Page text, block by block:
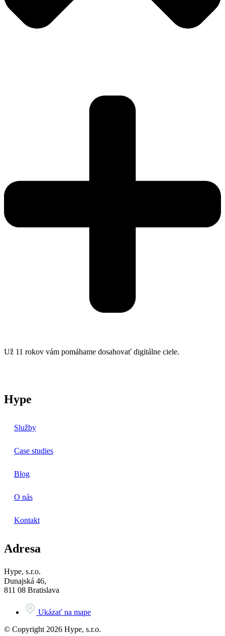
Už 11 rokov vám pomáhame dosahovať digitálne ciele.
Hype
Služby
Case studies
Blog
O nás
Kontakt
Adresa
Hype, s.r.o.
Dunajská 46,
811 08 Bratislava
Ukázať na mape
© Copyright 2026 Hype, s.r.o.